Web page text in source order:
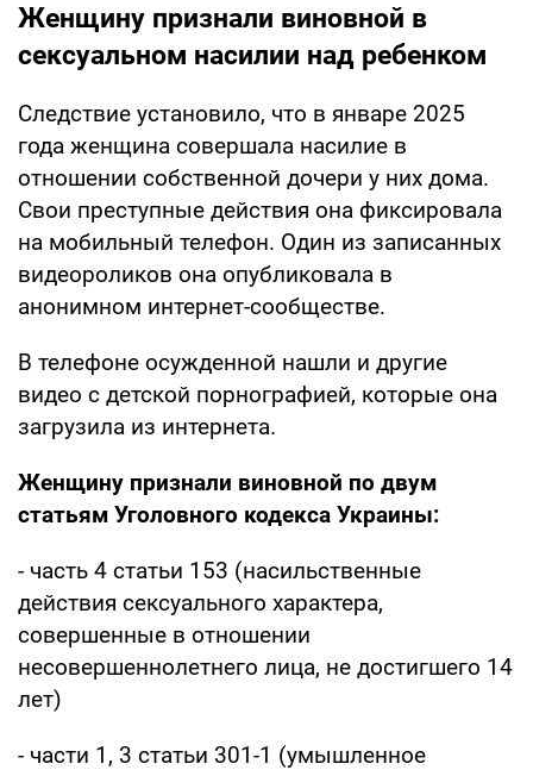
Женщину признали виновной в
сексуальном насилии над ребенком
Следствие установило, что в январе 2025
года женщина совершала насилие в
отношении собственной дочери у них дома.
Свои преступные действия она фиксировала
на мобильный телефон. Один из записанных
видеороликов она опубликовала в
анонимном интернет-сообществе.
В телефоне осужденной нашли и другие
видео с детской порнографией, которые она
загрузила из интернета.
Женщину признали виновной по двум
статьям Уголовного кодекса Украины:
- часть 4 статьи 153 (насильственные
действия сексуального характера,
совершенные в отношении
несовершеннолетнего лица, не достигшего 14
лет)
- части 1, 3 статьи 301-1 (умышленное